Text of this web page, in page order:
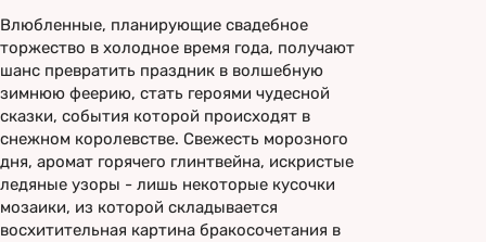
Влюбленные, планирующие свадебное
торжество в холодное время года, получают
шанс превратить праздник в волшебную
зимнюю феерию, стать героями чудесной
сказки, события которой происходят в
снежном королевстве. Свежесть морозного
дня, аромат горячего глинтвейна, искристые
ледяные узоры - лишь некоторые кусочки
мозаики, из которой складывается
восхитительная картина бракосочетания в